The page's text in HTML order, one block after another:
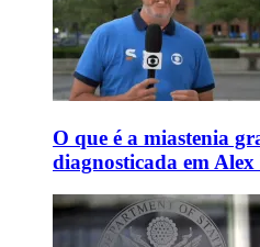
O que é a miastenia
diagnosticada em Alex